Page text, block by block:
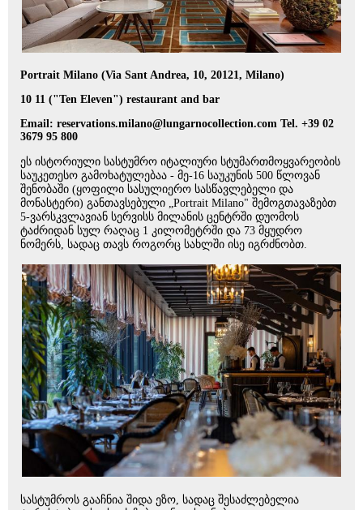
Portrait Milano (Via Sant Andrea, 10, 20121, Milano)
10 11 ("Ten Eleven") restaurant and bar
Email: reservations.milano@lungarnocollection.com Tel. +39 02
3679 95 800
ეს ისტორიული სასტუმრო იტალიური სტუმართმოყვარეობის
საუკეთესო გამოხატულებაა - მე-16 საუკუნის 500 წლოვან
შენობაში (ყოფილი სასულიერო სასწავლებელი და
მონასტერი) განთავსებული „Portrait Milano" შემოგთავაზებთ
5-ვარსკვლავიან სერვისს მილანის ცენტრში დუომოს
ტაძრიდან სულ რაღაც 1 კილომეტრში და 73 მყუდრო
ნომერს, სადაც თავს როგორც სახლში ისე იგრძნობთ.
სასტუმროს გააჩნია შიდა ეზო, სადაც შესაძლებელია